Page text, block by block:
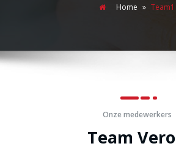
Home » Team1
Onze medewerkers
Team